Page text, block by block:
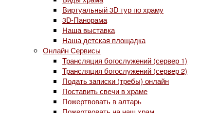
Виртуальный 3D тур по храму
3D-Панорама
Наша выставка
Наша детская площадка
Онлайн Сервисы
Трансляция богослужений (сервер 1)
Трансляция богослужений (сервер 2)
Подать записки (требы) онлайн
Поставить свечи в храме
Пожертвовать в алтарь